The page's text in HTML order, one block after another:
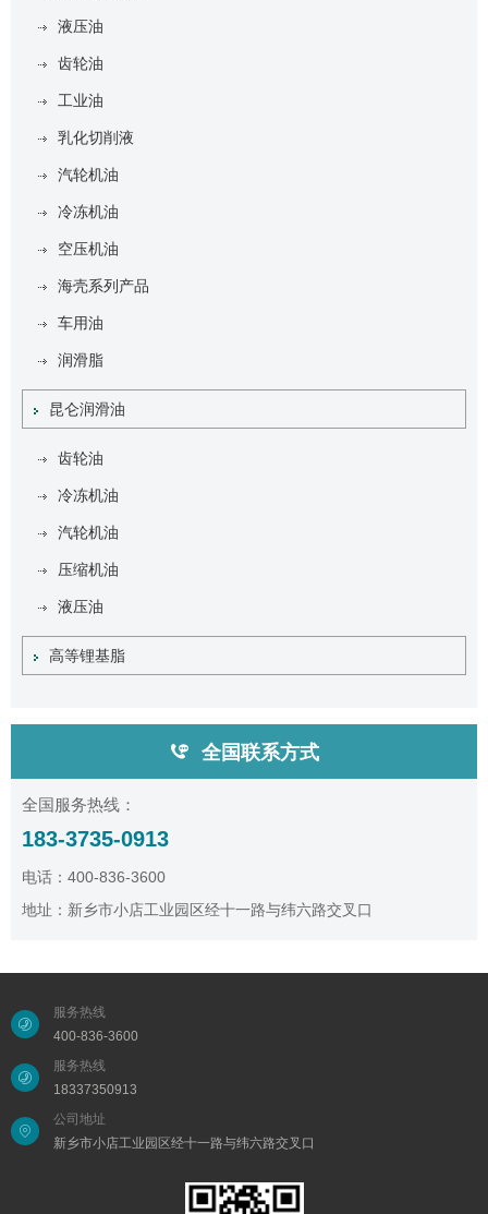
液压油
齿轮油
工业油
乳化切削液
汽轮机油
冷冻机油
空压机油
海壳系列产品
车用油
润滑脂
昆仑润滑油
齿轮油
冷冻机油
汽轮机油
压缩机油
液压油
高等锂基脂
全国联系方式
全国服务热线：
183-3735-0913
电话：400-836-3600
地址：新乡市小店工业园区经十一路与纬六路交叉口
服务热线
400-836-3600
服务热线
18337350913
公司地址
新乡市小店工业园区经十一路与纬六路交叉口